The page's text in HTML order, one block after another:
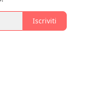
Iscriviti